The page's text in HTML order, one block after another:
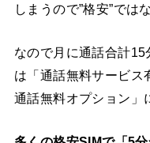
しまうので”格安”では
なので月に通話合計15
は「通話無料サービス
通話無料オプション」